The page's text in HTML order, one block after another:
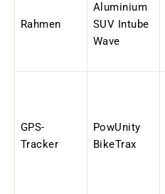
Rahmen
Aluminium
SUV Intube
Wave
GPS-
Tracker
PowUnity
BikeTrax